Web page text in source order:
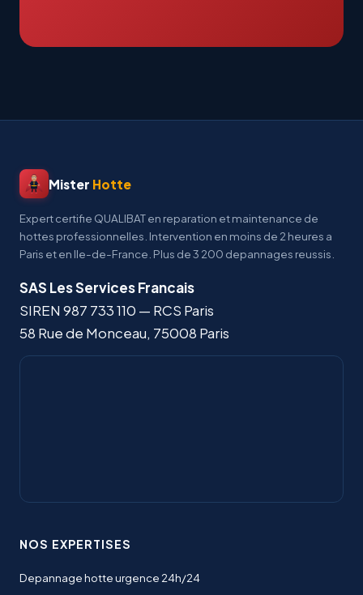
Mister Hotte
Expert certifie QUALIBAT en reparation et maintenance de
hottes professionnelles. Intervention en moins de 2 heures a
Paris et en Ile-de-France. Plus de 3 200 depannages reussis.
SAS Les Services Francais
SIREN 987 733 110 — RCS Paris
58 Rue de Monceau, 75008 Paris
NOS EXPERTISES
Depannage hotte urgence 24h/24